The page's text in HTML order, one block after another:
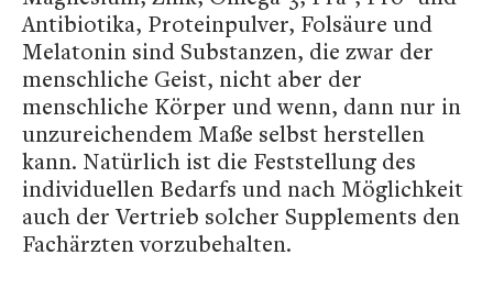
Antibiotika, Proteinpulver, Folsäure und
Melatonin sind Substanzen, die zwar der
menschliche Geist, nicht aber der
menschliche Körper und wenn, dann nur in
unzureichendem Maße selbst herstellen
kann. Natürlich ist die Feststellung des
individuellen Bedarfs und nach Möglichkeit
auch der Vertrieb solcher Supplements den
Fachärzten vorzubehalten.